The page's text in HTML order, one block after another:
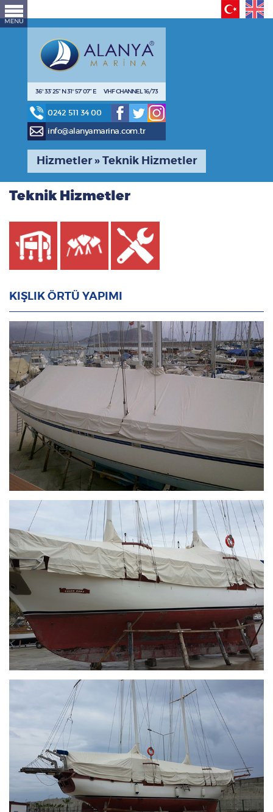
36° 33’ 25” N 31° 57’ 07” E VHF CHANNEL 16/73
0242 511 34 00
info@alanyamarina.com.tr
Hizmetler » Teknik Hizmetler
Teknik Hizmetler
KIŞLIK ÖRTÜ YAPIMI